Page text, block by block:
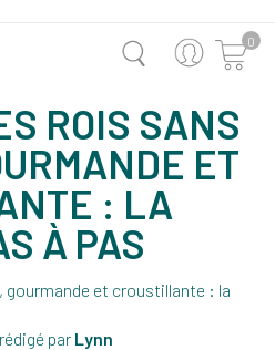
0
ROIS SANS
ET
: LA
À PAS
par Lynn